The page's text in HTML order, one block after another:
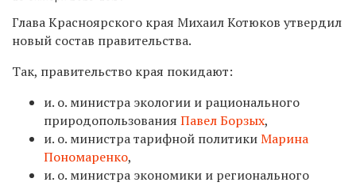
Глава Красноярского края Михаил Котюков утвердил
новый состав правительства.
Так, правительство края покидают:
и. о. министра экологии и рационального
природопользования Павел Борзых,
и. о. министра тарифной политикиМарина
Пономаренко,
и. о. министра экономики и регионального